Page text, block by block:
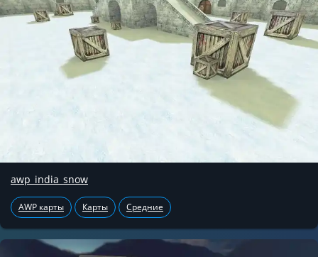
awp_india_snow
AWP карты Карты Средние